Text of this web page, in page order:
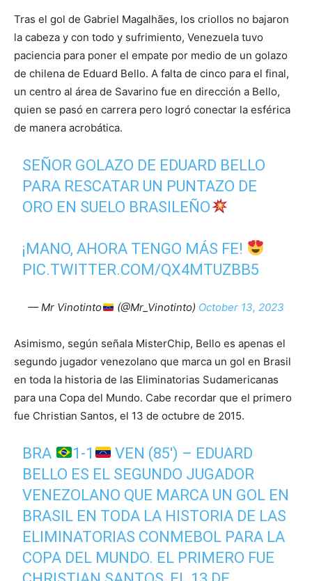
Tras el gol de Gabriel Magalhães, los criollos no bajaron
la cabeza y con todo y sufrimiento, Venezuela tuvo
paciencia para poner el empate por medio de un golazo
de chilena de Eduard Bello. A falta de cinco para el final,
un centro al área de Savarino fue en dirección a Bello,
quien se pasó en carrera pero logró conectar la esférica
de manera acrobática.
SEÑOR GOLAZO DE EDUARD BELLO
PARA RESCATAR UN PUNTAZO DE
ORO EN SUELO BRASILEÑO
¡MANO, AHORA TENGO MÁS FE!
PIC.TWITTER.COM/QX4MTUZBB5
— Mr Vinotinto (@Mr_Vinotinto) October 13, 2023
Asimismo, según señala MisterChip, Bello es apenas el
segundo jugador venezolano que marca un gol en Brasil
en toda la historia de las Eliminatorias Sudamericanas
para una Copa del Mundo. Cabe recordar que el primero
fue Christian Santos, el 13 de octubre de 2015.
BRA 1-1
VEN (85') – EDUARD
BELLO ES EL SEGUNDO JUGADOR
VENEZOLANO QUE MARCA UN GOL EN
BRASIL EN TODA LA HISTORIA DE LAS
ELIMINATORIAS CONMEBOL PARA LA
COPA DEL MUNDO. EL PRIMERO FUE